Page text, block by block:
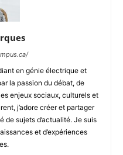
en génie électrique et
la passion du débat, de
enjeux sociaux, culturels et
j’adore créer et partager
de sujets d’actualité. Je suis
et d’expériences